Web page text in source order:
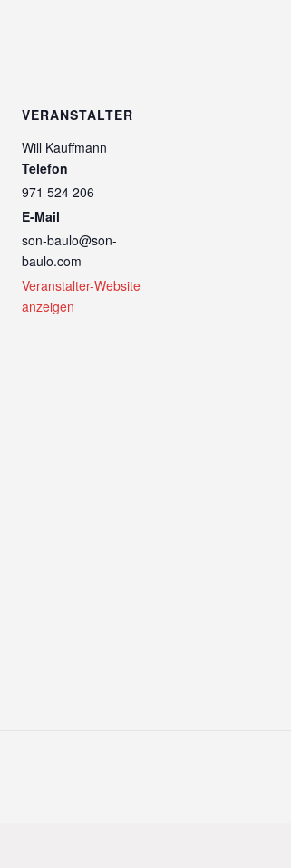
VERANSTALTER
Will Kauffmann
Telefon
971 524 206
E-Mail
son-baulo@son-
baulo.com
Veranstalter-Website
anzeigen